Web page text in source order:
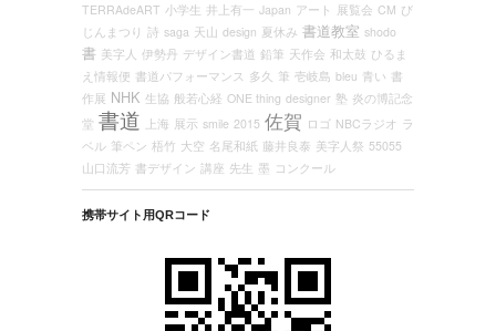
TERRAdeART 小学生 井上有一 Japan アート 展覧会 CM び
じんまつり 詩 saga 天山 design 夏休み 書道教室 shodo
書 美字人 伊勢丹 デザイン書道 鉛筆 天作会 和太鼓 ひるま
え情報便 書道パフォーマンス 多久 筆 壱岐島 bleu 青い 書
作展 NHK 生協 般若心経 ONE thing designer 塾 炎の博記念
堂 書道 上海 展示 smile 2015 佐賀 ロゴ NBCラジオ ラ
ベル 筆ペン 梧竹 大空 名尾和紙 藤井良泰 美字人祭 55055
山口流芳 書デザイン 講座 先生 墨 コンクール
携帯サイト用QRコード